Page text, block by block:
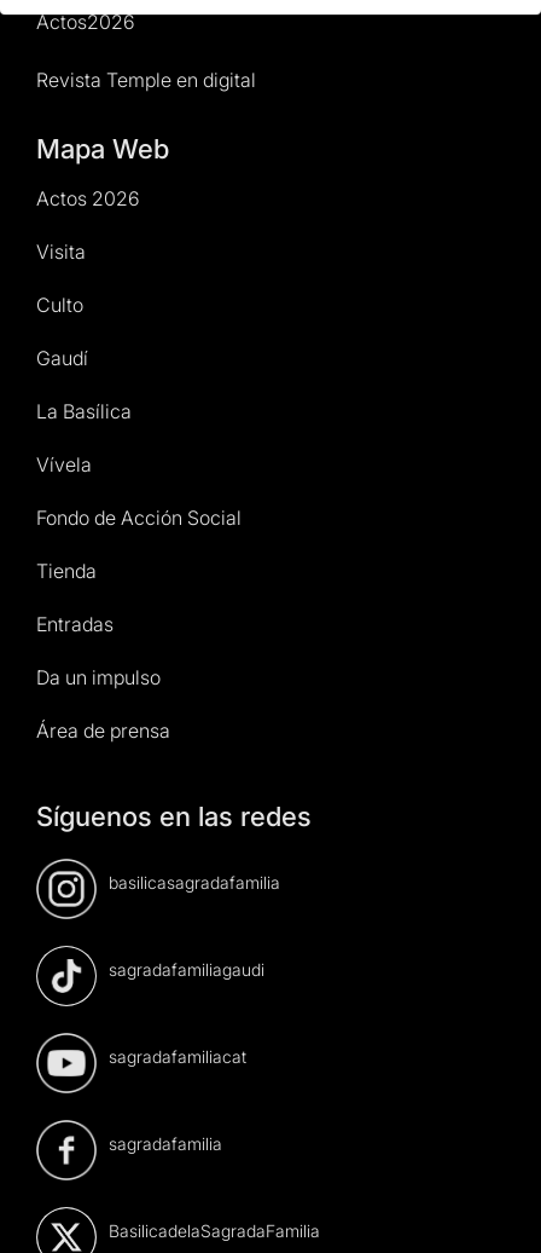
Actos2026
Revista Temple en digital
Mapa Web
Actos 2026
Visita
Culto
Gaudí
La Basílica
Vívela
Fondo de Acción Social
Tienda
Entradas
Da un impulso
Área de prensa
Síguenos en las redes
basilicasagradafamilia
sagradafamiliagaudi
sagradafamiliacat
sagradafamilia
BasilicadelaSagradaFamilia